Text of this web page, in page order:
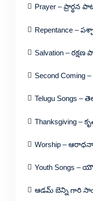
Prayer – ప్రార్థన
Repentance –
Salvation – రక్షణ
Second Coming
Telugu Songs –
Thanksgiving –
Worship –
Youth Songs –
ఆడమ్ బెన్ని గారి